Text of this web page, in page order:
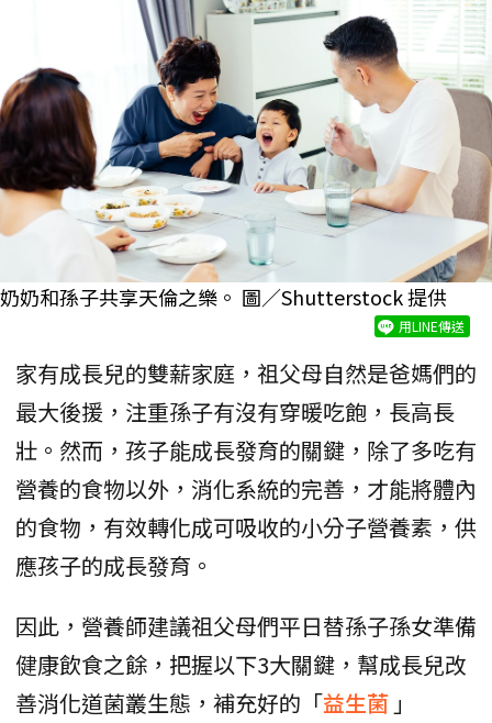
奶奶和孫子共享天倫之樂。 圖／Shutterstock 提供
用LINE傳送
家有成長兒的雙薪家庭，祖父母自然是爸媽們的
最大後援，注重孫子有沒有穿暖吃飽，長高長
壯。然而，孩子能成長發育的關鍵，除了多吃有
營養的食物以外，消化系統的完善，才能將體內
的食物，有效轉化成可吸收的小分子營養素，供
應孩子的成長發育。
因此，營養師建議祖父母們平日替孫子孫女準備
健康飲食之餘，把握以下3大關鍵，幫成長兒改
善消化道菌叢生態，補充好的「益生菌 」